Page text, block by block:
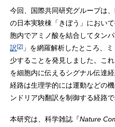
今回、国際共同研究グループは
の日本実験棟「きぼう」におい
胞内でアミノ酸を結合してタン
訳[2] 」を網羅解析したところ、
少することを発見しました。こ
を細胞内に伝えるシグナル伝達
経路は生理学的には運動などの
ンドリア内翻訳を制御する経路
本研究は、科学雑誌『Nature